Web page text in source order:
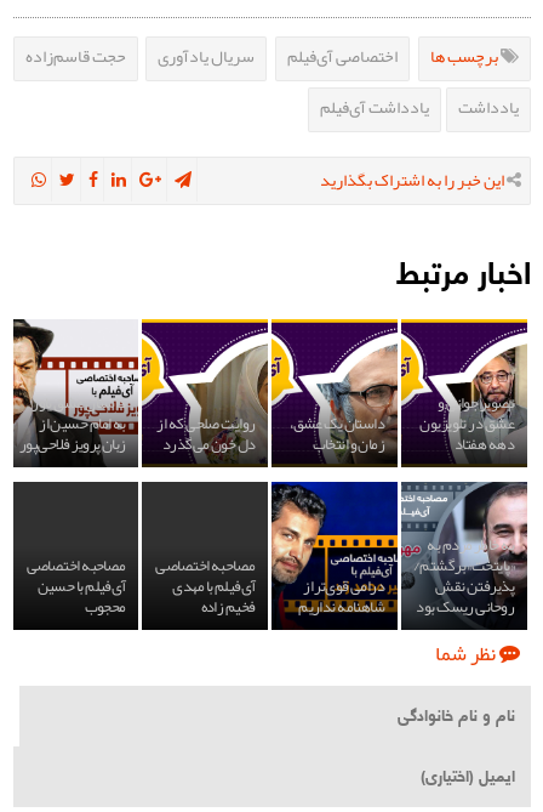
برچسب ها اختصاصی آی‌فیلم سریال یادآوری
حجت قاسم‌زاده
یادداشت
یادداشت آی‌فیلم
این خبر را به اشتراک بگذارید
اخبار مرتبط
تصویر جوانی و
عشق در تلویزیون
دهه هفتاد
داستان یک عشق،
زمان و انتخاب
روایت صلحی که از
دل خون می‌گذرد
داستان عشق یاور
به امام حسین از
زبان پرویز فلاحی‌‍پور
به خاطر مردم به
«پایتخت» برگشتم/
پذیرفتن نقش
روحانی ریسک بود
درامی قوی‌تر از
شاهنامه نداریم
مصاحبه اختصاصی
آی‌فیلم با مهدی
فخیم زاده
مصاحبه اختصاصی
آی‌فیلم با حسین
محجوب
نظر شما